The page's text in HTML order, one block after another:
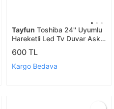
Tayfun Toshiba 24'' Uyumlu
Hareketli Led Tv Duvar Askı
Aparatı
600 TL
Kargo Bedava